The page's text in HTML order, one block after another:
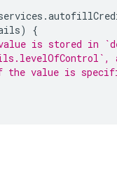
.
)
{
is stored in
value is